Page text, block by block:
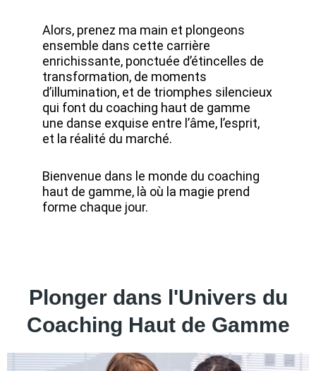
Alors, prenez ma main et plongeons
ensemble dans cette carrière
enrichissante, ponctuée d’étincelles de
transformation, de moments
d’illumination, et de triomphes silencieux
qui font du coaching haut de gamme
une danse exquise entre l’âme, l’esprit,
et la réalité du marché.
Bienvenue dans le monde du coaching
haut de gamme, là où la magie prend
forme chaque jour.
Plonger dans l'Univers du
Coaching Haut de Gamme